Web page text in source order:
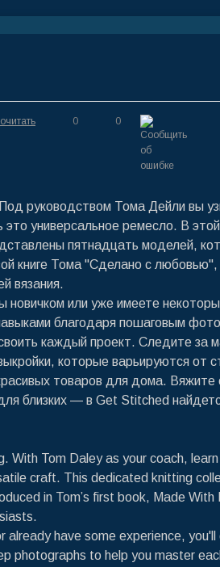
0 0
руководством Тома Дейли вы
это универсальное ремесло. В этой
пятнадцать моделей,
книге Тома "Сделано с любовью",
вязания.
новичком или уже имеете
благодаря пошаговым
каждый проект. Следите за
которые варьируются от
товаров для дома. Вяжите
близких ― в Get Stitched
With Tom Daley as your coach,
craft. This dedicated knitting
in Tom’s first book, Made With
already have some experience, you'll
photographs to help you master